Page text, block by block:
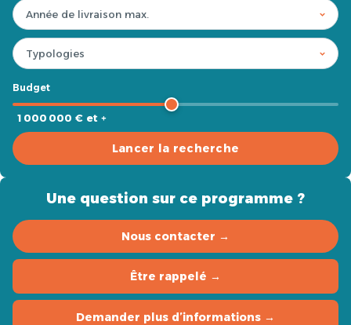
Budget
1 000 000 € et +
Lancer la recherche
Une question sur ce programme ?
Nous contacter →
Être rappelé →
Demander plus d’informations →